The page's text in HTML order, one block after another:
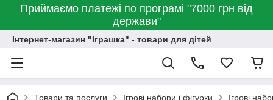
Приймаємо платежі по програмі "7000 грн від
держави"
Інтернет-магазин "Іграшка" - товари для дітей
Товари та послуги Ігрові набори і фігурки Ігрові